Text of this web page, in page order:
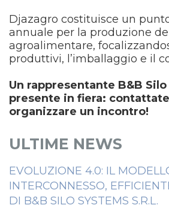
Djazagro costituisce un
annuale per la produzione
agroalimentare,
produttivi, l’imballaggio e il
Un rappresentante B&B
presente in fiera:
organizzare un incontro!
ULTIME NEWS
EVOLUZIONE 4.0: IL
INTERCONNESSO,
DI B&B SILO SYSTEMS S.R.L.